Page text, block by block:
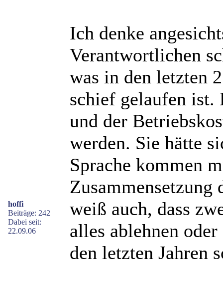
hoffi
Beiträge: 242
Dabei seit:
22.09.06
Ich denke
Verantwortlichen
was in den letzten
schief gelaufen ist.
und der
werden. Sie hätte
Sprache kommen
Zusammensetzung
weiß auch, dass
alles ablehnen
den letzten Jahren